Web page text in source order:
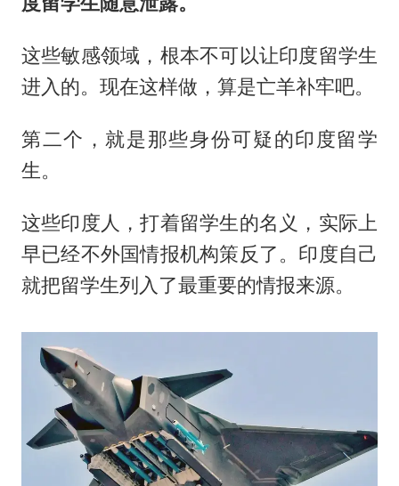
这些敏感领域，根本不可以让印度留学生
进入的。现在这样做，算是亡羊补牢吧。
第二个，就是那些身份可疑的印度留学
生。
这些印度人，打着留学生的名义，实际上
早已经不外国情报机构策反了。印度自己
就把留学生列入了最重要的情报来源。